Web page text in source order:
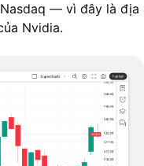
— vì đây là địa
Nvidia.